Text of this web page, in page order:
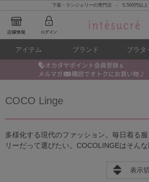
下着・ランジェリーの専門店 - 5,500円以
アイテム ブランド ブラタ
COCO Linge
多様化する現代のファッション。毎日着る
リーだって選びたい。COCOLINGEはそんな
表示